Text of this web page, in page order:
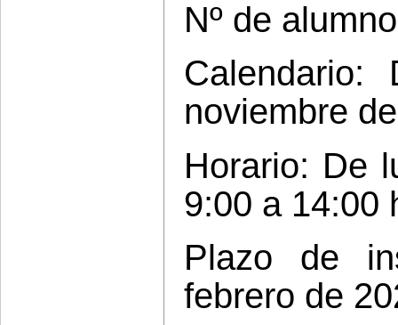
Nº de
noviembre
Horario: De
9:00 a 14:00
Plazo de
febrero de